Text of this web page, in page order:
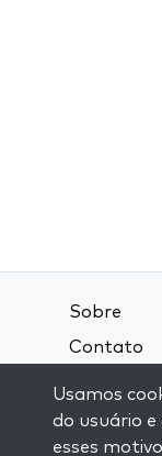
Sobre
Contato
Política de
Usamos
do usuário
esses